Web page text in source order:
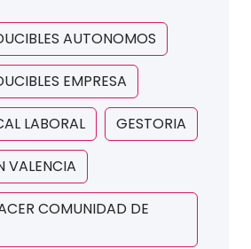
AUTONOMOS
EMPRESA
LABORAL GESTORIA
VALENCIA
COMUNIDAD DE